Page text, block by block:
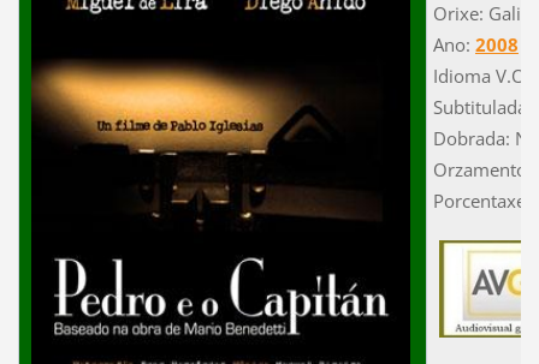
Orixe:
Ano: 2008
Idioma
Subtitulada:
Dobrada:
Orzamento:
Porcentaxe